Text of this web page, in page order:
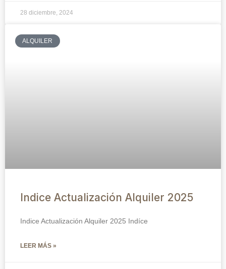
28 diciembre, 2024
ALQUILER
Indice Actualización Alquiler 2025
Indice Actualización Alquiler 2025 Indíce
LEER MÁS »